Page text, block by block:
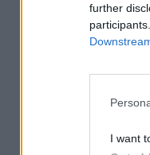
further
I want